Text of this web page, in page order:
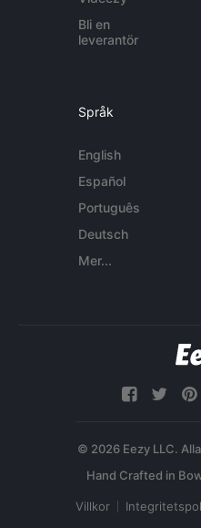
Bli en
leverantör
Språk
English
Español
Português
Deutsch
Mer...
© 2026 Eezy LLC.
Villkor